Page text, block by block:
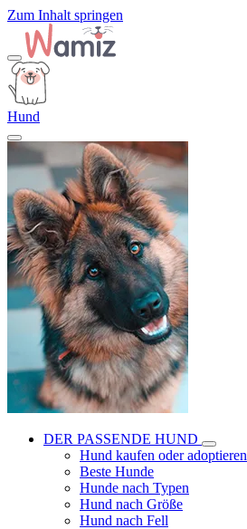
Zum Inhalt springen
Hund
DER PASSENDE HUND
Hund kaufen oder adoptieren
Beste Hunde
Hunde nach Typen
Hund nach Größe
Hund nach Fell